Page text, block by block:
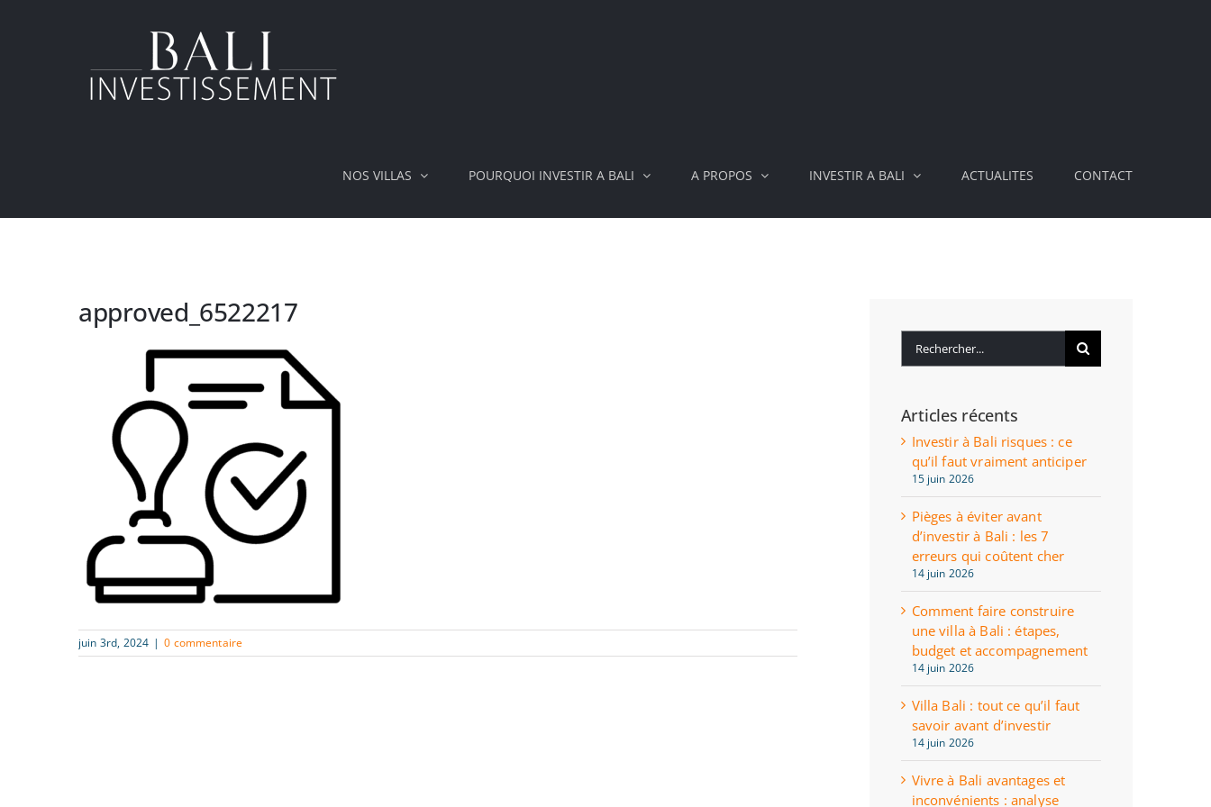
NOS VILLAS POURQUOI INVESTIR A BALI A PROPOS INVESTIR A BALI ACTUALITES CONTACT
approved_6522217
juin 3rd, 2024 | 0 commentaire
Rechercher:
Articles récents
Investir à Bali risques : ce
qu’il faut vraiment anticiper
15 juin 2026
Pièges à éviter avant
d’investir à Bali : les 7
erreurs qui coûtent cher
14 juin 2026
Comment faire construire
une villa à Bali : étapes,
budget et accompagnement
14 juin 2026
Villa Bali : tout ce qu’il faut
savoir avant d’investir
14 juin 2026
Vivre à Bali avantages et
inconvénients : analyse